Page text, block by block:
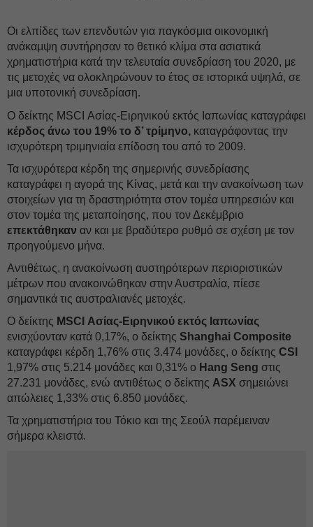
Οι ελπίδες των επενδυτών για παγκόσμια οικονομική
ανάκαμψη συντήρησαν το θετικό κλίμα στα ασιατικά
χρηματιστήρια κατά την τελευταία συνεδρίαση του 2020, με
τις μετοχές να ολοκληρώνουν το έτος σε ιστορικά υψηλά, σε
μια υποτονική συνεδρίαση.
Ο δείκτης MSCI Ασίας-Ειρηνικού εκτός Ιαπωνίας καταγράφει
κέρδος άνω του 19% το δ’ τρίμηνο, καταγράφοντας την
ισχυρότερη τριμηνιαία επίδοση του από το 2009.
Τα ισχυρότερα κέρδη της σημερινής συνεδρίασης
καταγράφει η αγορά της Κίνας, μετά και την ανακοίνωση των
στοιχείων για τη δραστηριότητα στον τομέα υπηρεσιών και
στον τομέα της μεταποίησης, που τον Δεκέμβριο
επεκτάθηκαν αν και με βραδύτερο ρυθμό σε σχέση με τον
προηγούμενο μήνα.
Αντιθέτως, η ανακοίνωση αυστηρότερων περιοριστικών
μέτρων που ανακοινώθηκαν στην Αυστραλία, πίεσε
σημαντικά τις αυστραλιανές μετοχές.
Ο δείκτης MSCI Ασίας-Ειρηνικού εκτός Ιαπωνίας
ενισχύονταν κατά 0,17%, ο δείκτης Shanghai Composite
καταγράφει κέρδη 1,76% στις 3.474 μονάδες, ο δείκτης CSI
1,97% στις 5.214 μονάδες και 0,31% ο Hang Seng στις
27.231 μονάδες, ενώ αντιθέτως ο δείκτης ASX σημειώνει
απώλειες 1,33% στις 6.850 μονάδες.
Τα χρηματιστήρια του Τόκιο και της Σεούλ παρέμειναν
σήμερα κλειστά.